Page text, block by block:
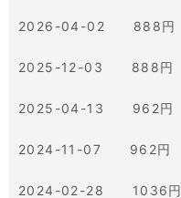
2026-04-02 888円
2025-12-03 888円
2025-04-13 962円
2024-11-07 962円
2024-02-28 1036円